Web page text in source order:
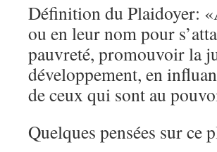
Définition du Plaidoyer:
ou en leur nom pour
pauvreté, promouvoir la
développement, en
de ceux qui sont au
Quelques pensées sur ce